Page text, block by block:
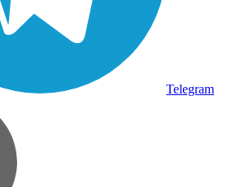
Telegram